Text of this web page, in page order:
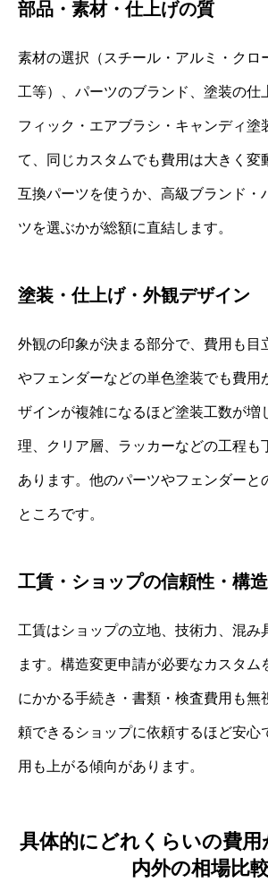
部品・素材・仕上げの質
素材の選択（スチール・アルミ・クロ
工等）、パーツのブランド、塗装の仕
フィック・エアブラシ・キャンディ塗
て、同じカスタムでも費用は大きく変
互換パーツを使うか、高級ブランド・
ツを選ぶかが総額に直結します。
塗装・仕上げ・外観デザイン
外観の印象が決まる部分で、費用も目
やフェンダーなどの単色塗装でも費用
ザインが複雑になるほど塗装工数が増
理、クリア層、ラッカーなどの工程も
あります。他のパーツやフェンダーと
ところです。
工賃・ショップの信頼性・構
工賃はショップの立地、技術力、混み
ます。構造変更申請が必要なカスタム
にかかる手続き・書類・検査費用も無
頼できるショップに依頼するほど安心
用も上がる傾向があります。
具体的にどれくらいの費用
内外の相場比